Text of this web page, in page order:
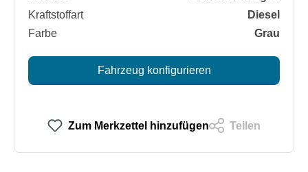
Kraftstoffart
Diesel
Farbe
Grau
Fahrzeug konfigurieren
Zum Merkzettel hinzufügen Teilen